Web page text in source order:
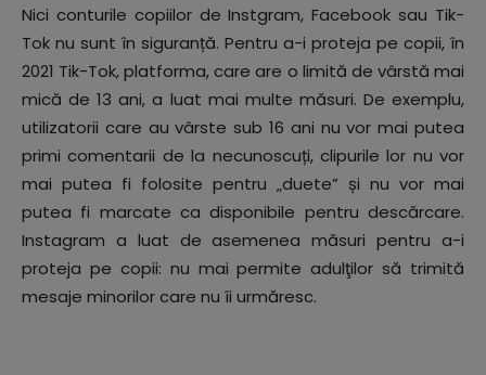
Nici conturile copiilor de Instgram, Facebook sau Tik-
Tok nu sunt în siguranță. Pentru a-i proteja pe copii, în
2021 Tik-Tok, platforma, care are o limită de vârstă mai
mică de 13 ani, a luat mai multe măsuri. De exemplu,
utilizatorii care au vârste sub 16 ani nu vor mai putea
primi comentarii de la necunoscuți, clipurile lor nu vor
mai putea fi folosite pentru „duete” și nu vor mai
putea fi marcate ca disponibile pentru descărcare.
Instagram a luat de asemenea măsuri pentru a-i
proteja pe copii: nu mai permite adulţilor să trimită
mesaje minorilor care nu îi urmăresc.